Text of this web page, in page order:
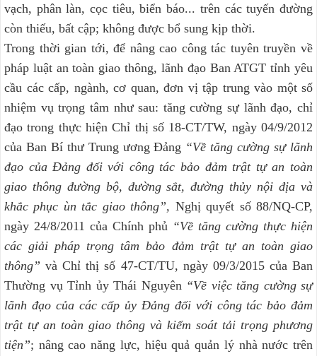
vạch, phân làn, cọc tiêu, biển báo... trên các tuyến đường
còn thiếu, bất cập; không được bổ sung kịp thời.
Trong thời gian tới, để nâng cao công tác tuyên truyền về
pháp luật an toàn giao thông, lãnh đạo Ban ATGT tỉnh yêu
cầu các cấp, ngành, cơ quan, đơn vị tập trung vào một số
nhiệm vụ trọng tâm như sau: tăng cường sự lãnh đạo, chỉ
đạo trong thực hiện Chỉ thị số 18-CT/TW, ngày 04/9/2012
của Ban Bí thư Trung ương Đảng “Về tăng cường sự lãnh
đạo của Đảng đối với công tác bảo đảm trật tự an toàn
giao thông đường bộ, đường sắt, đường thủy nội địa và
khắc phục ùn tắc giao thông”, Nghị quyết số 88/NQ-CP,
ngày 24/8/2011 của Chính phủ “Về tăng cường thực hiện
các giải pháp trọng tâm bảo đảm trật tự an toàn giao
thông” và Chỉ thị số 47-CT/TU, ngày 09/3/2015 của Ban
Thường vụ Tỉnh ủy Thái Nguyên “Về việc tăng cường sự
lãnh đạo của các cấp ủy Đảng đối với công tác bảo đảm
trật tự an toàn giao thông và kiểm soát tải trọng phương
tiện”; nâng cao năng lực, hiệu quả quản lý nhà nước trên